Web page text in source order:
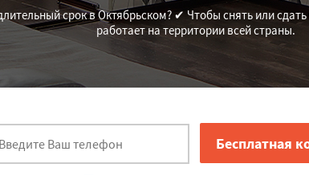
срок в Октябрьском? ✔ Чтобы снять или
работает на территории всей страны.